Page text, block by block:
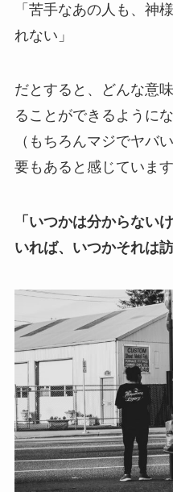
「苦手なあの人も、神
れない」
だとすると、どんな意
ることができるようにな
（もちろんマジでヤバ
要もあると感じています
「いつかは分からない
いれば、いつかそれは訪